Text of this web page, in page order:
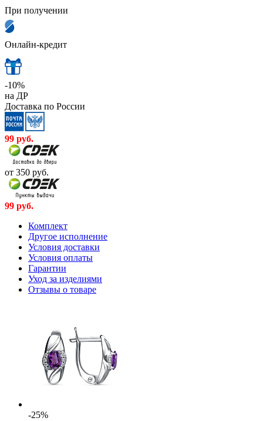
При получении
Онлайн-кредит
-10%
на ДР
Доставка по России
99 руб.
от 350 руб.
99 руб.
Комплект
Другое исполнение
Условия доставки
Условия оплаты
Гарантии
Уход за изделиями
Отзывы о товаре
-25%